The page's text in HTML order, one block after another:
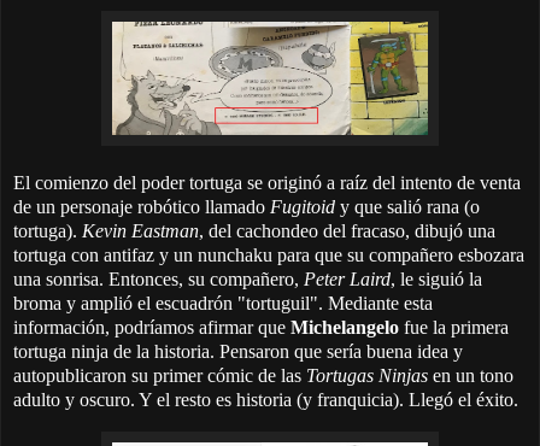
El comienzo del poder tortuga se originó a raíz del intento de venta
de un personaje robótico llamado Fugitoid y que salió rana (o
tortuga). Kevin Eastman, del cachondeo del fracaso, dibujó una
tortuga con antifaz y un nunchaku para que su compañero esbozara
una sonrisa. Entonces, su compañero, Peter Laird, le siguió la
broma y amplió el escuadrón "tortuguil". Mediante esta
información, podríamos afirmar que Michelangelo fue la primera
tortuga ninja de la historia. Pensaron que sería buena idea y
autopublicaron su primer cómic de las Tortugas Ninjas en un tono
adulto y oscuro. Y el resto es historia (y franquicia). Llegó el éxito.